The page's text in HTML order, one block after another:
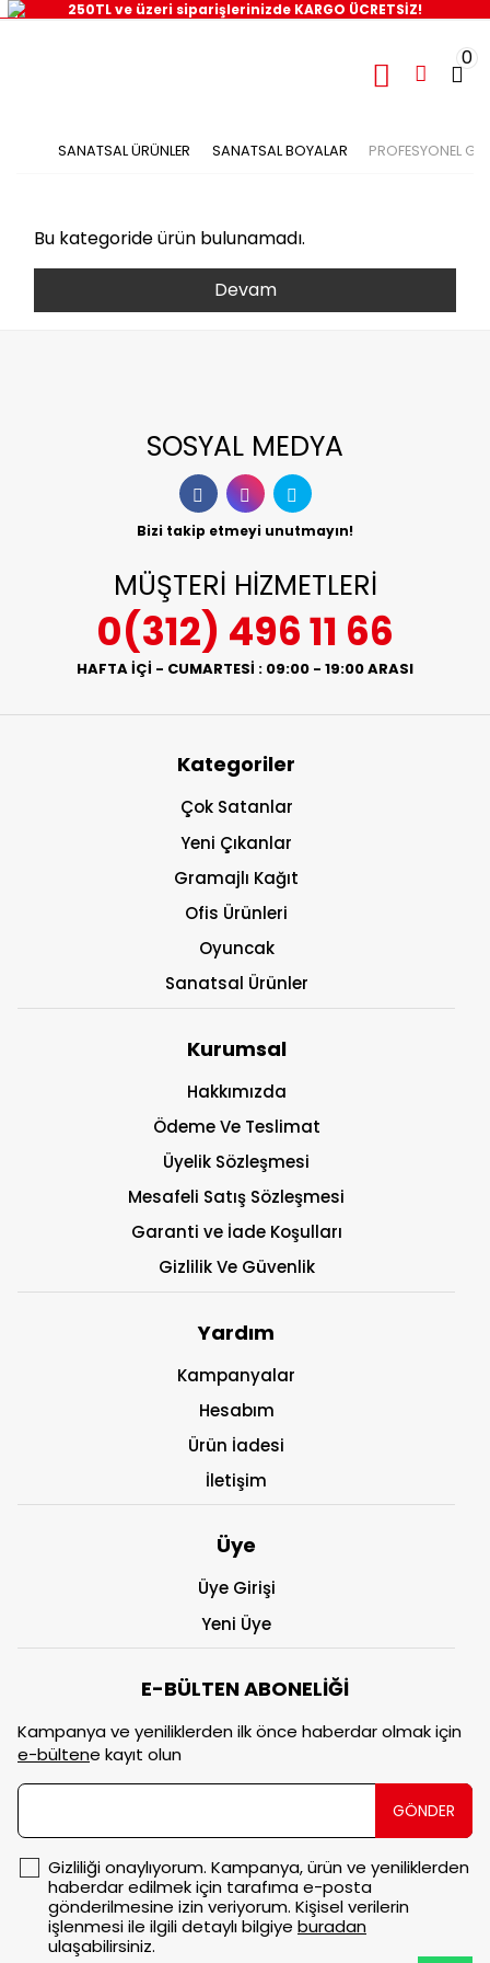
250TL ve üzeri siparişlerinizde KARGO ÜCRETSİZ!
0
SANATSAL ÜRÜNLER SANATSAL BOYALAR PROFESYONEL
Bu kategoride ürün bulunamadı.
Devam
SOSYAL MEDYA
Bizi takip etmeyi unutmayın!
MÜŞTERİ HİZMETLERİ
0(312) 496 11 66
HAFTA İÇİ - CUMARTESİ : 09:00 - 19:00 ARASI
Kategoriler
Çok Satanlar
Yeni Çıkanlar
Gramajlı Kağıt
Ofis Ürünleri
Oyuncak
Sanatsal Ürünler
Kurumsal
Hakkımızda
Ödeme Ve Teslimat
Üyelik Sözleşmesi
Mesafeli Satış Sözleşmesi
Garanti ve İade Koşulları
Gizlilik Ve Güvenlik
Yardım
Kampanyalar
Hesabım
Ürün İadesi
İletişim
Üye
Üye Girişi
Yeni Üye
E-BÜLTEN ABONELİĞİ
Kampanya ve yeniliklerden ilk önce haberdar olmak için
e-bültene kayıt olun
GÖNDER
Gizliliği onaylıyorum. Kampanya, ürün ve yeniliklerden
haberdar edilmek için tarafıma e-posta
gönderilmesine izin veriyorum. Kişisel verilerin
işlenmesi ile ilgili detaylı bilgiye buradan
ulaşabilirsiniz.